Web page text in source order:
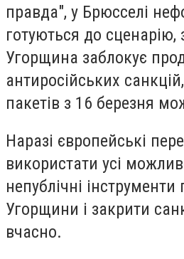
правда", у Брюсселі
готуються до сценарію,
Угорщина заблокує
антиросійських
пакетів з 16 березня
Наразі європейські
використати усі
непублічні
Угорщини і закрити
вчасно.